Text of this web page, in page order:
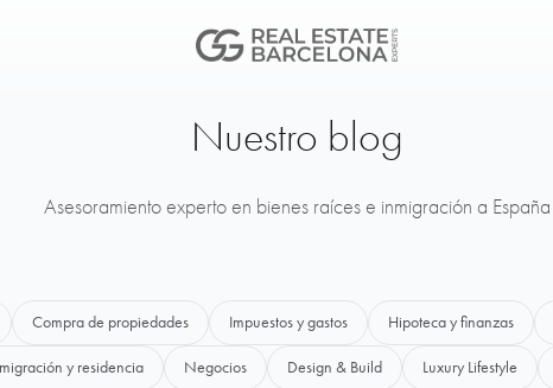
Nuestro blog
Asesoramiento experto en bienes raíces e inmigración a España
Compra de propiedades Impuestos y gastos Hipoteca y finanzas
y residencia Negocios Design & Build Luxury Lifestyle